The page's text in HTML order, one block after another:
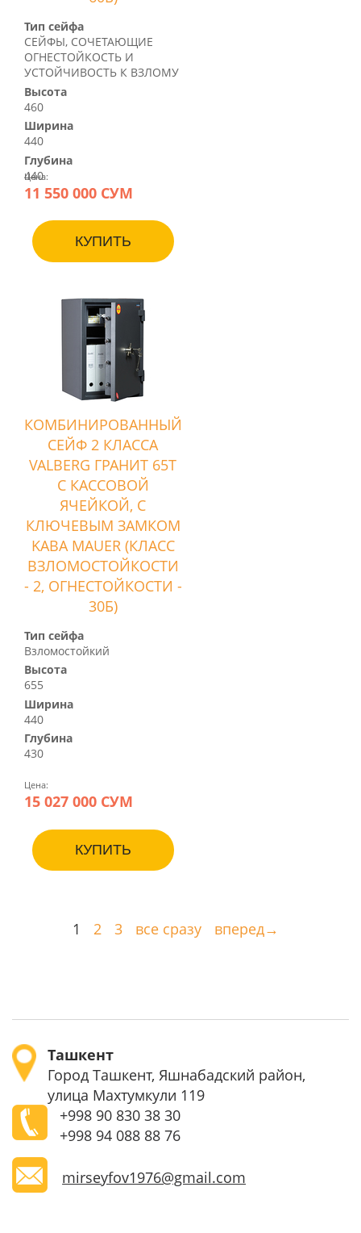
Тип сейфа
СЕЙФЫ, СОЧЕТАЮЩИЕ
ОГНЕСТОЙКОСТЬ И
УСТОЙЧИВОСТЬ К ВЗЛОМУ
Высота
460
Ширина
440
Глубина
440
Цена:
11 550 000 СУМ
КУПИТЬ
КОМБИНИРОВАННЫЙ
СЕЙФ 2 КЛАССА
VALBERG ГРАНИТ 65T
С КАССОВОЙ
ЯЧЕЙКОЙ, С
КЛЮЧЕВЫМ ЗАМКОМ
KABA MAUER (КЛАСС
ВЗЛОМОСТОЙКОСТИ
- 2, ОГНЕСТОЙКОСТИ -
30Б)
Тип сейфа
Взломостойкий
Высота
655
Ширина
440
Глубина
430
Цена:
15 027 000 СУМ
КУПИТЬ
1 2 3 все сразу вперед→
Ташкент
Город Ташкент, Яшнабадский район,
улица Махтумкули 119
+998 90 830 38 30
+998 94 088 88 76
mirseyfov1976@gmail.com